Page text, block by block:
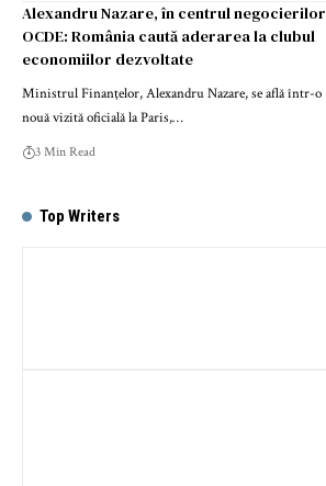
Alexandru Nazare, în centrul negocierilor
OCDE: România caută aderarea la clubul
economiilor dezvoltate
Ministrul Finanţelor, Alexandru Nazare, se află într-o
nouă vizită oficială la Paris,…
3 Min Read
Top Writers